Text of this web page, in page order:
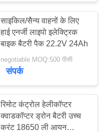
साइकिल/सैन्य वाहनों के लिए
हाई एनर्जी लाइपो इलेक्ट्रिक
बाइक बैटरी पैक 22.2V 24Ah
negotiable MOQ:500 पीसी
संपर्क
रिमोट कंट्रोल हेलीकॉप्टर
क्वाडकॉप्टर ड्रोन बैटरी उच्च
करंट 18650 ली आयन